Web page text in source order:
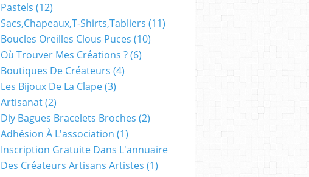
Pastels (12)
Sacs,chapeaux,t-Shirts,tabliers (11)
Boucles Oreilles Clous Puces (10)
Où Trouver Mes Créations ?(6)
Boutiques De Créateurs (4)
Les Bijoux De La Clape(3)
Artisanat(2)
Diy Bagues Bracelets Broches (2)
Adhésion À L'association (1)
Inscription Gratuite Dans L'annuaire
Des Créateurs Artisans Artistes (1)